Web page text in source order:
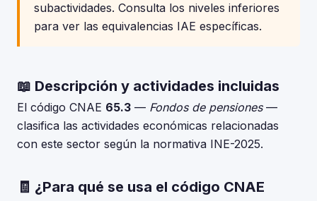
subactividades. Consulta los niveles inferiores
para ver las equivalencias IAE específicas.
📖 Descripción y actividades incluidas
El código CNAE 65.3 — Fondos de pensiones—
clasifica las actividades económicas relacionadas
con este sector según la normativa INE-2025.
🧾 ¿Para qué se usa el código CNAE